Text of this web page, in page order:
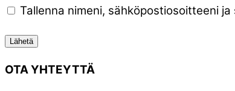
Tallenna nimeni, sähköpostiosoitteeni
OTA YHTEYTTÄ